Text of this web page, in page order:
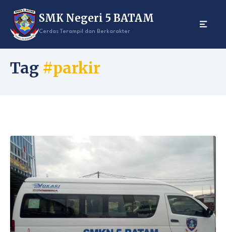
content
SMK Negeri 5 BATAM
Cerdas Terampil dan Berkarakter
Tag #parkir